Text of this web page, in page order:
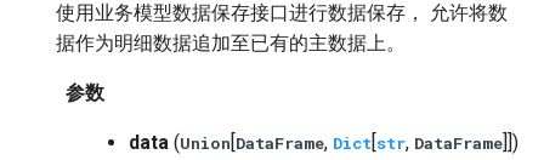
使用业务模型数据保存接口进行数据保存， 允许将数
据作为明细数据追加至已有的主数据上。
参数
data (Union[DataFrame, Dict[str, DataFrame]])